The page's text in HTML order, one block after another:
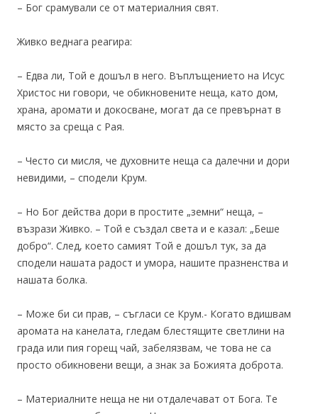
– Бог срамували се от материалния свят.
Живко веднага реагира:
– Едва ли, Той е дошъл в него. Въплъщението на Исус
Христос ни говори, че обикновените неща, като дом,
храна, аромати и докосване, могат да се превърнат в
място за среща с Рая.
– Често си мисля, че духовните неща са далечни и дори
невидими, – сподели Крум.
– Но Бог действа дори в простите „земни“ неща, –
възрази Живко. – Той е създал света и е казал: „Беше
добро“. След, което самият Той е дошъл тук, за да
сподели нашата радост и умора, нашите празненства и
нашата болка.
– Може би си прав, – съгласи се Крум.- Когато вдишвам
аромата на канелата, гледам блестящите светлини на
града или пия горещ чай, забелязвам, че това не са
просто обикновени вещи, а знак за Божията доброта.
– Материалните неща не ни отдалечават от Бога. Те